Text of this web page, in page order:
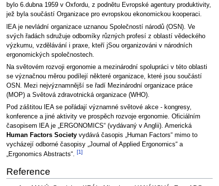
na
navigaci
na
vyhledávání
bylo 6.dubna 1959 v Oxfordu, z podnětu Evropské agentury produktivity,
jež byla součástí Organizace pro evropskou ekonomickou kooperaci.
lEA je nevládní organizace uznanou Společností národů (OSN). Ve
svých řadách sdružuje odbomíky různých profesí z oblastí vědeckého
výzkumu, vzdělávání i praxe, kteří jSou organizováni v národních
ergonomických společnostech.
Na světovém rozvoji ergonomie a mezinárodní spolupráci v této oblasti
se význačnou měrou podílejí některé organizace, které jsou součástí
OSN. Mezi nejvýznamnější se řadí Mezinárodní organizace práce
(MOP) a Světová zdravotnická organizace (WHO).
Pod záštitou lEA se pořádají významné světové akce - kongresy,
konference a jiné aktivity ve prospěch rozvoje ergonomie. Oficiálním
časopisem lEA je „ERGONOMICS“ (vydávaný v Anglii). Americká
Human Factors Societyvydává časopis „Human Factors“ mimo to
vycházejí odborné časopisy „Journal of Applied Ergonornics“ a
„Ergonomics Abstracts“. [1]
Reference